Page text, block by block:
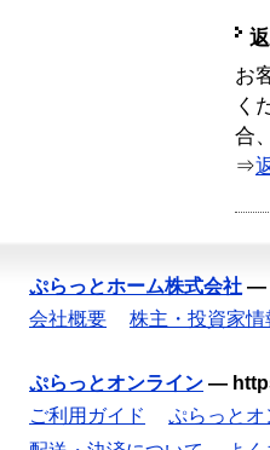
お
く
合
⇒
ぷらっとホーム株式会社 —
会社概要
株主・投資家情
ぷらっとオンライン —
ご利用ガイド
ぷらっとオ